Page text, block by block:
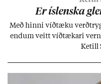
Er ís­lenska
Með hinni víð­tæku
end­um veitt víð­tæk­ari
Ketill